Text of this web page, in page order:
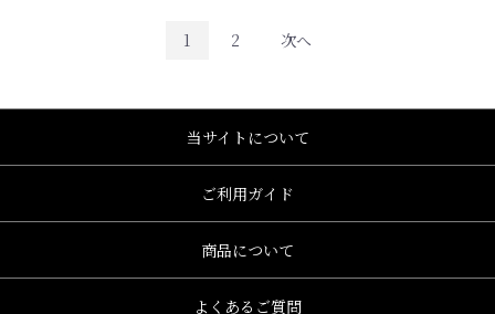
1 2 次へ
当サイトについて
ご利用ガイド
商品について
よくあるご質問